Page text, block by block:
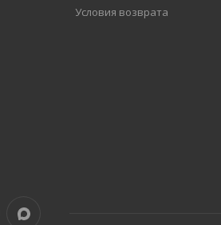
Условия возврата